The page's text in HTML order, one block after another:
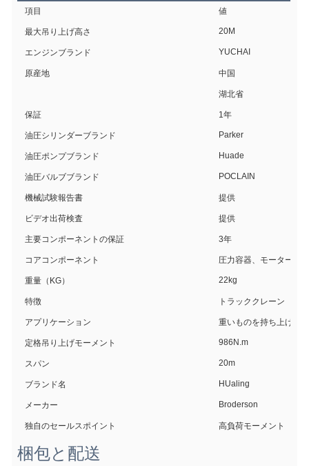
項目 値
最大吊り上げ高さ 20M
エンジンブランド YUCHAI
原産地 中国
湖北省
保証 1年
油圧シリンダーブランド Parker
油圧ポンプブランド Huade
油圧バルブブランド POCLAIN
機械試験報告書 提供
ビデオ出荷検査 提供
主要コンポーネントの保証 3年
コアコンポーネント 圧力容器、モーター、
重量（KG） 22kg
特徴 トラッククレーン
アプリケーション 重いものを持ち上げる
定格吊り上げモーメント 986N.m
スパン 20m
ブランド名 HUaling
メーカー Broderson
独自のセールスポイント 高負荷モーメント
梱包と配送